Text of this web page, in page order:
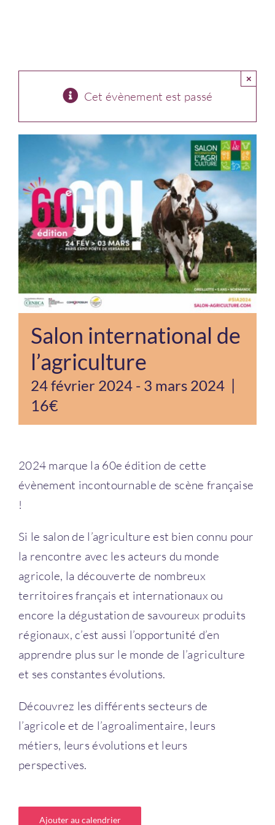
Cet évènement est passé
×
Salon international de
l’agriculture
24 février 2024 - 3 mars 2024 |
16€
2024 marque la 60e édition de cette
évènement incontournable de scène française
!
Si le salon de l’agriculture est bien connu pour
la rencontre avec les acteurs du monde
agricole, la découverte de nombreux
territoires français et internationaux ou
encore la dégustation de savoureux produits
régionaux, c’est aussi l’opportunité d’en
apprendre plus sur le monde de l’agriculture
et ses constantes évolutions.
Découvrez les différents secteurs de
l’agricole et de l’agroalimentaire, leurs
métiers, leurs évolutions et leurs
perspectives.
Ajouter au calendrier